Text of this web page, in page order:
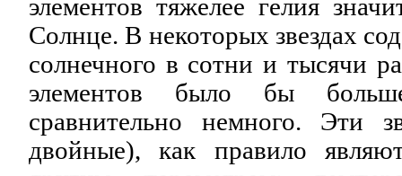
элементов тяжелее гелия
Солнце. В некоторых звездах
солнечного в сотни и тысячи
элементов было бы
сравнительно немного. Эти
двойные), как правило